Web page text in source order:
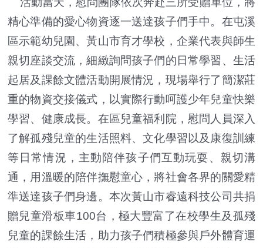
精心準備的愛心物資逐一送達孩子們手中。在屯溪
區示範幼兒園、黃山市育才學校，企業代表與師生
親切座談交流，細緻詢問孩子們的日常學習、生活
起居及課餘文體活動開展情況，現場舉行了簡潔莊
重的物資交接儀式，以實際行動呵護少年兒童快樂
學習、健康成長。在區兒童福利院，慰問人員深入
了解孤殘兒童的生活照料、文化學習以及康復訓練
等日常情況，主動陪伴孩子們互動玩耍、親切溝
通，用溫暖的陪伴撫慰童心，將社會各界的關愛精
準送達孩子們身邊。本次黃山市睿遠科技公司共捐
贈兒童滑板車100台，極大豐富了在校學生及孤殘
兒童的課餘生活，助力孩子們積極參與戶外體育運